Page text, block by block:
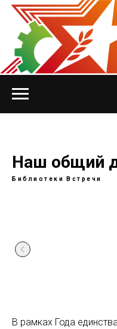
Наш общий
Библиотеки Встречи
В рамках Года